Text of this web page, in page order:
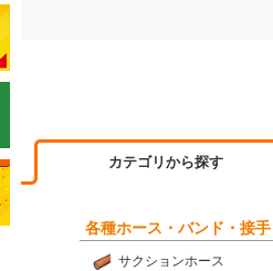
カテゴリから探す
各種ホース・バンド・接手
サクションホース